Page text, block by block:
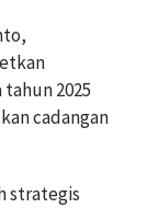
2025
cadangan
strategis